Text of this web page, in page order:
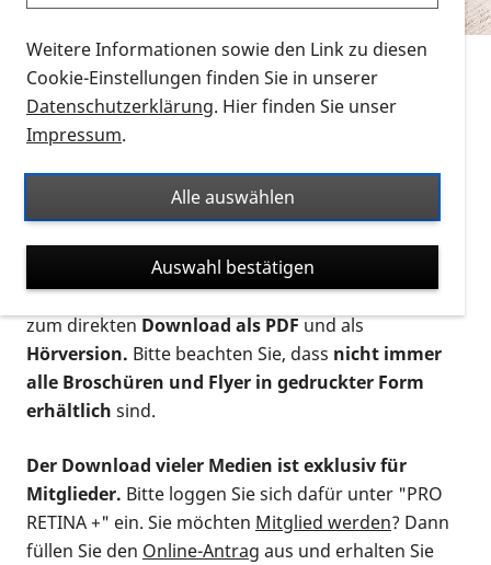
können? Schauen Sie sich dieErklärvideos zum
Thema Infomaterial auf der PRO RETINA-Website
für blinde und sehbehinderte Menschen an.
Auf dieser Seite finden Sie sämtliches Infomaterial
Ort. Nutzen Sie den Formatfilter, um ausschließlich
nach Flyern und Broschüren, Audios oder Videos zu
suchen. Die meisten Flyer und Broschüren werden in
verschiedenen Formaten angeboten: zur
postalischen Bestellung als gedruckte Variante
zum direktenDownload als PDFund als
Hörversion. Bitte beachten Sie, dass nicht immer
alle Broschüren und Flyer in gedruckter Form
erhältlich sind.
Der Download vieler Medien ist exklusiv für
Mitglieder. Bitte loggen Sie sich dafür unter "PRO
RETINA +" ein. Sie möchten Mitglied werden? Dann
füllen Sie den Online-Antrag aus und erhalten Sie
Weitere Informationen sowie den Link zu diesen
Cookie-Einstellungen finden Sie in unserer
Datenschutzerklärung. Hier finden Sie unser
Impressum.
Alle auswählen
Auswahl bestätigen